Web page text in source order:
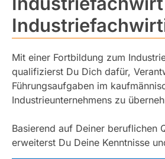
Mit einer Fortbildung zum
qualifizierst Du Dich dafür,
Führungsaufgaben im
Industrieunternehmens zu
Basierend auf Deiner beruflichen
erweiterst Du Deine Kenntnisse